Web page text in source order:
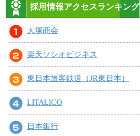
採用情報アクセスランキング
大塚商会
楽天ソシオビジネス
東日本旅客鉄道（JR東日本）
LITALICO
日本銀行